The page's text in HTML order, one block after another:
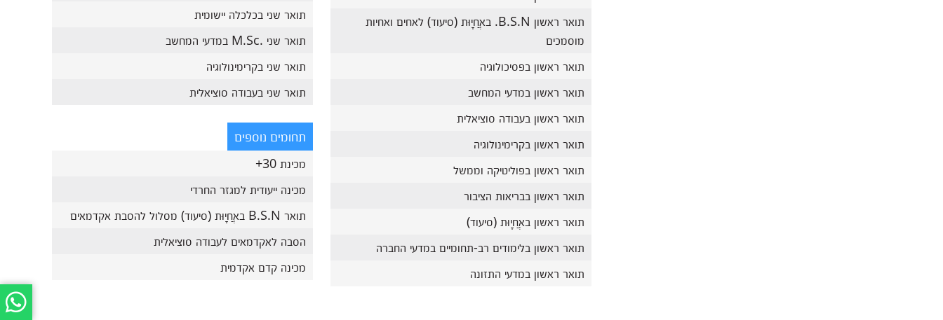
תואר ראשון B.S.N. באֲחָיוּת (סיעוד) לאחים ואחיות
מוסמכים
תואר ראשון בפסיכולוגיה
תואר ראשון במדעי המחשב
תואר ראשון בעבודה סוציאלית
תואר ראשון בקרימינולוגיה
תואר ראשון בפוליטיקה וממשל
תואר ראשון בבריאות הציבור
תואר ראשון באֲחָיוּת (סיעוד)
תואר ראשון בלימודים רב-תחומיים במדעי החברה
תואר ראשון במדעי התזונה
תואר שני בכלכלה יישומית
תואר שני .M.Sc במדעי המחשב
תואר שני בקרימינולוגיה
תואר שני בעבודה סוציאלית
תחומים נוספים
מכינת 30+
מכינה ייעודית למגזר החרדי
תואר B.S.N באֲחָיוּת (סיעוד) מסלול להסבת אקדמאים
הסבה לאקדמאים לעבודה סוציאלית
מכינה קדם אקדמית